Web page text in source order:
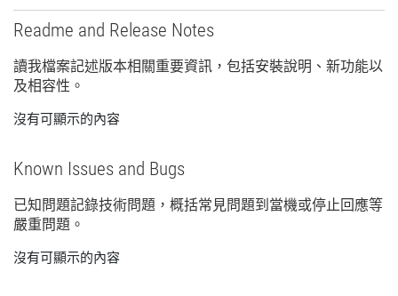
Readme and Release Notes
讀我檔案記述版本相關重要資訊， 包括安裝說明、 新功能以
及相容性。
沒有可顯示的內容
Known Issues and Bugs
已知問題記錄技術問題， 概括常見問題到 當機或停止回應等
嚴重問題。
沒有可顯示的內容